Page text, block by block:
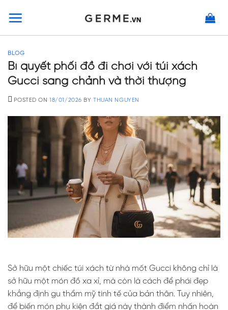
BLOG
Bí quyết phối đồ đi chơi với túi xách
Gucci sang chảnh và thời thượng
POSTED ON18/01/2026 BYTHUAN NGUYEN
Sở hữu một chiếc túi xách từ nhà mốt Gucci không chỉ là
sở hữu một món đồ xa xỉ, mà còn là cách để phái đẹp
khẳng định gu thẩm mỹ tinh tế của bản thân. Tuy nhiên,
để biến món phụ kiện đắt giá này thành điểm nhấn hoàn